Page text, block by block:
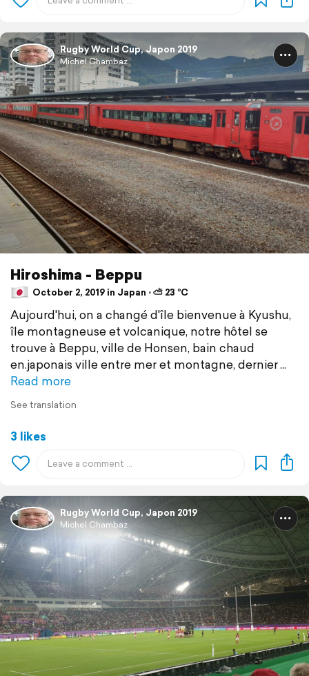
Rugby World Cup, Japon 2019
Michel Chambaz
Hiroshima - Beppu
October 2, 2019 in Japan ⋅ ⛅ 23 °C
Aujourd'hui, on a changé d'île bienvenue à Kyushu,
île montagneuse et volcanique, notre hôtel se
trouve à Beppu, ville de Honsen, bain chaud
en.japonais ville entre mer et montagne, dernier
Read more
See translation
3 likes
Rugby World Cup, Japon 2019
Michel Chambaz